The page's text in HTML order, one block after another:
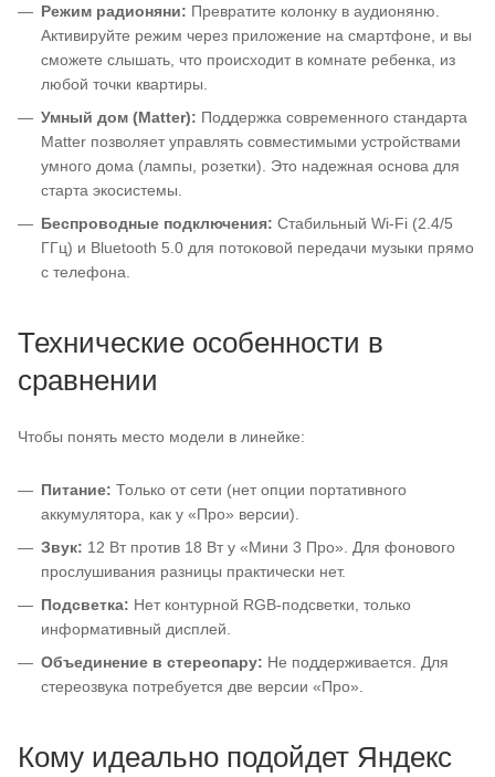
Режим радионяни: Превратите колонку в аудионяню.
Активируйте режим через приложение на смартфоне, и вы
сможете слышать, что происходит в комнате ребенка, из
любой точки квартиры.
Умный дом (Matter): Поддержка современного стандарта
Matter позволяет управлять совместимыми устройствами
умного дома (лампы, розетки). Это надежная основа для
старта экосистемы.
Беспроводные подключения: Стабильный Wi-Fi (2.4/5
ГГц) и Bluetooth 5.0 для потоковой передачи музыки прямо
с телефона.
Технические особенности в
сравнении
Чтобы понять место модели в линейке:
Питание: Только от сети (нет опции портативного
аккумулятора, как у «Про» версии).
Звук: 12 Вт против 18 Вт у «Мини 3 Про». Для фонового
прослушивания разницы практически нет.
Подсветка: Нет контурной RGB-подсветки, только
информативный дисплей.
Объединение в стереопару: Не поддерживается. Для
стереозвука потребуется две версии «Про».
Кому идеально подойдет Яндекс